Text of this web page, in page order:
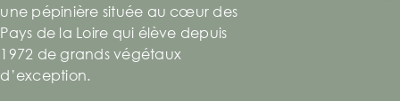
une pépinière située au cœur des
Pays de la Loire qui élève depuis
1972 de grands végétaux
d’exception.